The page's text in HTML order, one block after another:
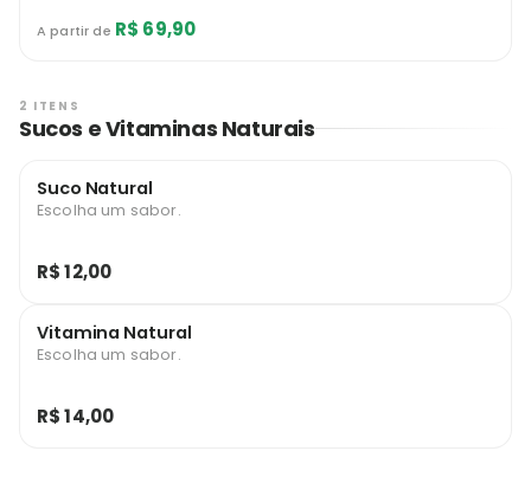
A partir de R$ 69,90
2 ITENS
Sucos e Vitaminas Naturais
Suco Natural
Escolha um sabor.
R$ 12,00
Vitamina Natural
Escolha um sabor.
R$ 14,00